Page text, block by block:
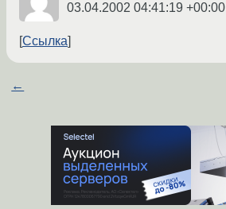
03.04.2002 04:41:19 +00:00
Ссылка
←